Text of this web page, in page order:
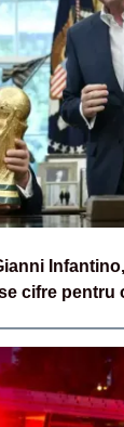
cifre pentru